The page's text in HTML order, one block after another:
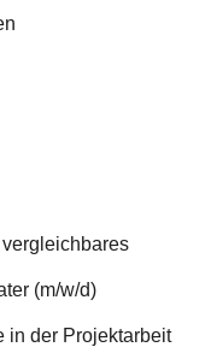
(m/w/d)
in der Projektarbeit